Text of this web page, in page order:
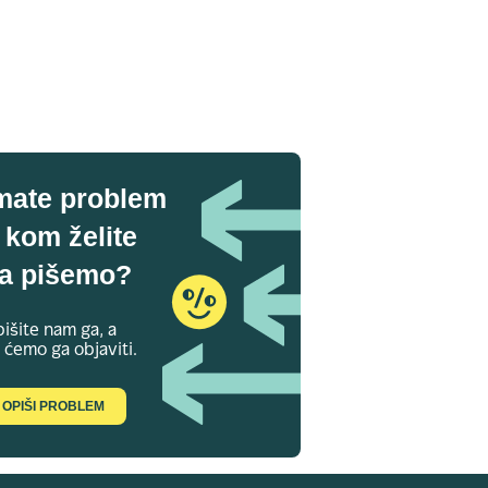
problem
kom želite
pišemo?
nam ga, a
ćemo ga objaviti.
OPIŠI PROBLEM